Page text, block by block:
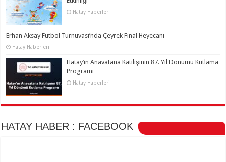
Hatay Haberleri
Erhan Aksay Futbol Turnuvası’nda Çeyrek Final Heyecanı
Hatay Haberleri
Hatay’ın Anavatana Katılışının 87. Yıl Dönümü Kutlama
Programı
Hatay Haberleri
HATAY HABER : FACEBOOK